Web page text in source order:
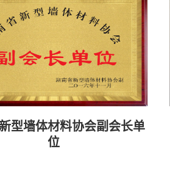
型墙体材料协会副会长单
位